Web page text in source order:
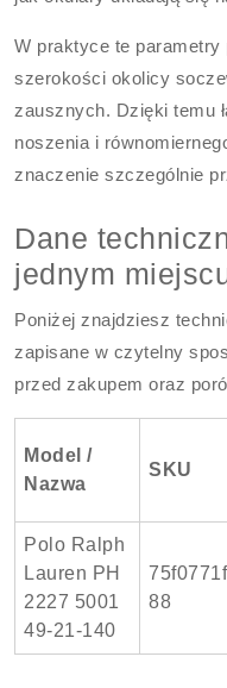
W praktyce te parametry
szerokości okolicy
zausznych. Dzięki temu
noszenia i
znaczenie szczególnie
Dane
jednym
Poniżej znajdziesz
zapisane w czytelny
przed zakupem oraz
Model /
Nazwa
SKU
Polo Ralph
Lauren PH
2227 5001
49-21-140
88